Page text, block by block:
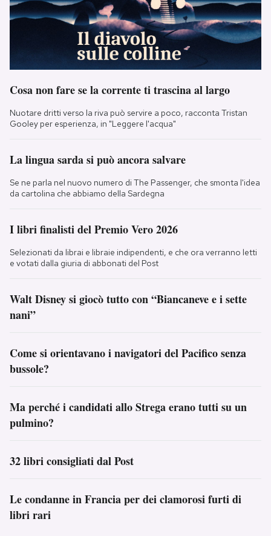
Cosa non fare se la corrente ti trascina al largo
Nuotare dritti verso la riva può servire a poco, racconta Tristan
Gooley per esperienza, in "Leggere l'acqua"
La lingua sarda si può ancora salvare
Se ne parla nel nuovo numero di The Passenger, che smonta l'idea
da cartolina che abbiamo della Sardegna
I libri finalisti del Premio Vero 2026
Selezionati da librai e libraie indipendenti, e che ora verranno letti
e votati dalla giuria di abbonati del Post
Walt Disney si giocò tutto con “Biancaneve e i sette
nani”
Come si orientavano i navigatori del Pacifico senza
bussole?
Ma perché i candidati allo Strega erano tutti su un
pulmino?
32 libri consigliati dal Post
Le condanne in Francia per dei clamorosi furti di
libri rari